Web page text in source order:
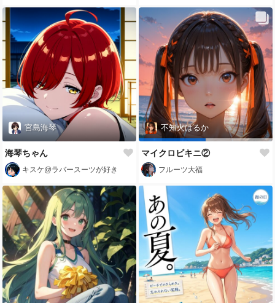
宮島海琴
海琴ちゃん
キスケ@ラバースーツが好き
不知火はるか
マイクロビキニ②
フルーツ大福